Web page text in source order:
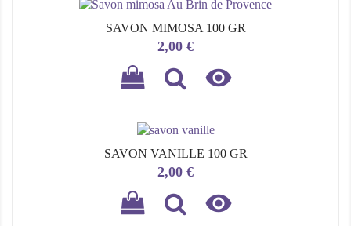
SAVON MIMOSA 100 GR
Prix
2,00 €

SAVON VANILLE 100 GR
Prix
2,00 €
